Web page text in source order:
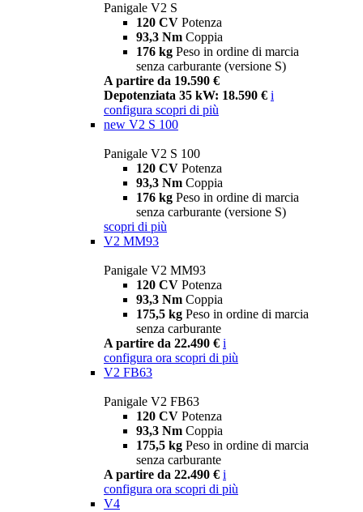
Panigale V2 S
120 CV Potenza
93,3 Nm Coppia
176 kg Peso in ordine di marcia
senza carburante (versione S)
A partire da 19.590 €
Depotenziata 35 kW: 18.590 € i
configura scopri di più
new V2 S 100
Panigale V2 S 100
120 CV Potenza
93,3 Nm Coppia
176 kg Peso in ordine di marcia
senza carburante (versione S)
scopri di più
V2 MM93
Panigale V2 MM93
120 CV Potenza
93,3 Nm Coppia
175,5 kg Peso in ordine di marcia
senza carburante
A partire da 22.490 € i
configura ora scopri di più
V2 FB63
Panigale V2 FB63
120 CV Potenza
93,3 Nm Coppia
175,5 kg Peso in ordine di marcia
senza carburante
A partire da 22.490 € i
configura ora scopri di più
V4